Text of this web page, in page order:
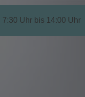
7:30 Uhr bis 14:00 Uhr